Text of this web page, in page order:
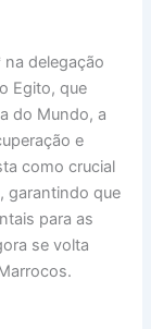
delegação
Egito, que
do Mundo, a
e
como crucial
garantindo que
para as
se volta